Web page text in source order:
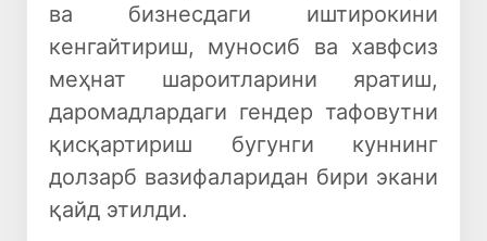
ва бизнесдаги иштирокини
кенгайтириш, муносиб ва хавфсиз
меҳнат шароитларини яратиш,
даромадлардаги гендер тафовутни
қисқартириш бугунги куннинг
долзарб вазифаларидан бири экани
қайд этилди.